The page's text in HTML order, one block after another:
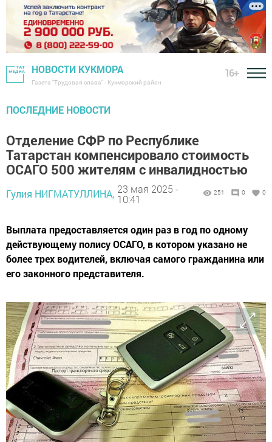
НОВОСТИ КУКМОРА
Газета "Трудовая слава" - Кукморский район
16+
ПОСЛЕДНИЕ НОВОСТИ
Отделение СФР по Республике
Татарстан компенсировало стоимость
ОСАГО 500 жителям с инвалидностью
Гулия НИГМАТУЛЛИНА, 23 мая 2025 -
10:41
251 0 0
Выплата предоставляется один раз в год по одному
действующему полису ОСАГО, в котором указано не
более трех водителей, включая самого гражданина или
его законного представителя.